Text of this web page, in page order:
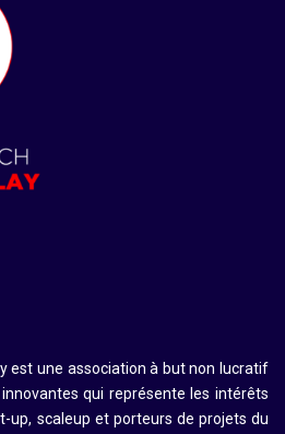
est une association à but non lucratif
qui représente les intérêts
up, scaleup et porteurs de projets du